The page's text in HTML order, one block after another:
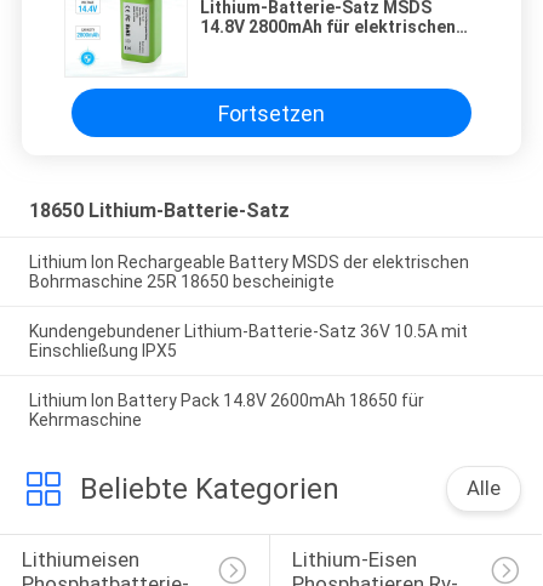
Lithium-Batterie-Satz MSDS
14.8V 2800mAh für elektrischen
Fortsetzen
18650 Lithium-Batterie-Satz
Lithium Ion Rechargeable Battery MSDS der elektrischen
Bohrmaschine 25R 18650 bescheinigte
Kundengebundener Lithium-Batterie-Satz 36V 10.5A mit
Einschließung IPX5
Lithium Ion Battery Pack 14.8V 2600mAh 18650 für
Kehrmaschine
Beliebte Kategorien Alle
Lithiumeisen
Lithium-Eisen